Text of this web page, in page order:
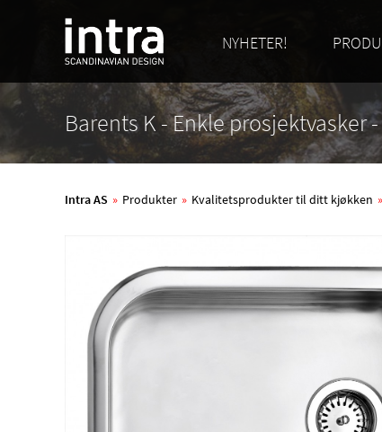
NYHETER!
Barents K - Enkle prosjektvasker
Intra AS » Produkter » Kvalitetsprodukter til ditt kjøkken »